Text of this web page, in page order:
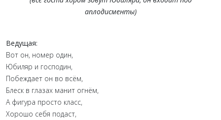
аплодисменты)
Ведущая:
Вот он, номер один,
Юбиляр и господин,
Побеждает он во всём,
Блеск в глазах манит огнём,
А фигура просто класс,
Хорошо себя подаст,